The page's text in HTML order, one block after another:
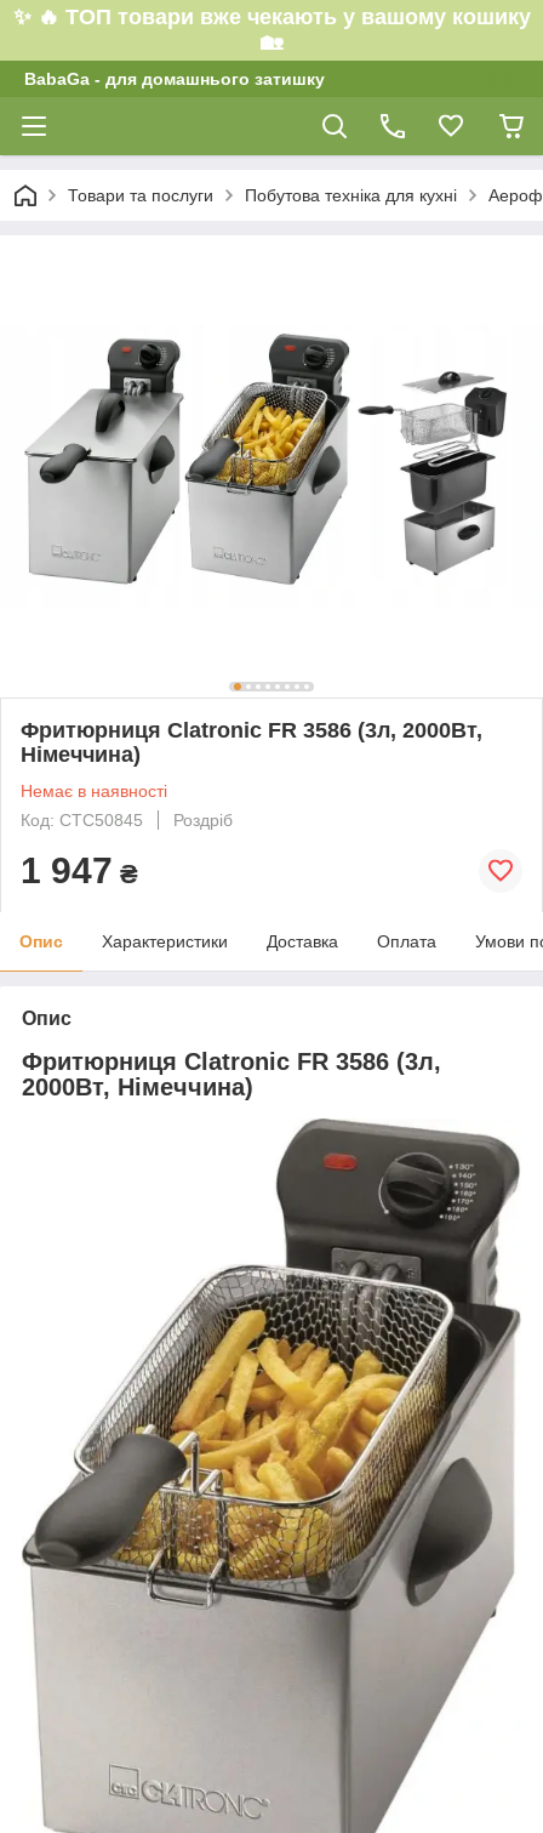
✨ 🔥 ТОП товари вже чекають у вашому кошику
🏡
BabaGa - для домашнього затишку
Товари та послуги Побутова техніка для кухні
Фритюрниця Clatronic FR 3586 (3л, 2000Вт,
Німеччина)
Немає в наявності
Код: CTC50845
Роздріб
1 947 ₴
Опис Характеристики Доставка Оплата Умови
Опис
Фритюрниця Clatronic FR 3586 (3л,
2000Вт, Німеччина)